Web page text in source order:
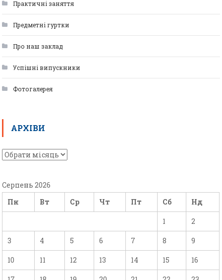
Практичні заняття
Предметні гуртки
Про наш заклад
Успішні випускники
Фотогалерея
АРХІВИ
Серпень 2026
Пн
Вт Ср Чт Пт Сб Нд
1 2
3 4 5 6 7 8 9
10 11 12 13 14 15 16